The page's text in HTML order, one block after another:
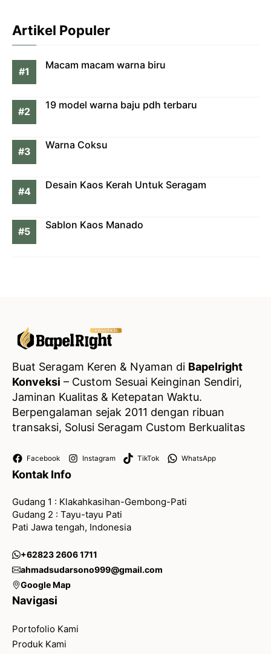
Artikel Populer
Macam macam warna biru
19 model warna baju pdh terbaru
Warna Coksu
Desain Kaos Kerah Untuk Seragam
Sablon Kaos Manado
Buat Seragam Keren & Nyaman di Bapelright
Konveksi – Custom Sesuai Keinginan Sendiri,
Jaminan Kualitas & Ketepatan Waktu.
Berpengalaman sejak 2011 dengan ribuan
transaksi, Solusi Seragam Custom Berkualitas
Facebook Instagram TikTok WhatsApp
Kontak Info
Gudang 1 : Klakahkasihan-Gembong-Pati
Gudang 2 : Tayu-tayu Pati
Pati Jawa tengah, Indonesia
+62823 2606 1711
ahmadsudarsono999@gmail.com
Google Map
Navigasi
Portofolio Kami
Produk Kami